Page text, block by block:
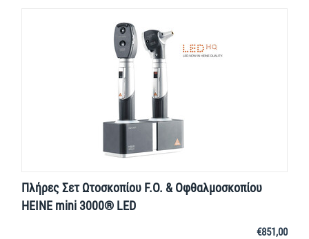
Πλήρες Σετ Ωτοσκοπίου F.O. & Οφθαλμοσκοπίου
HEINE mini 3000® LED
€851,00